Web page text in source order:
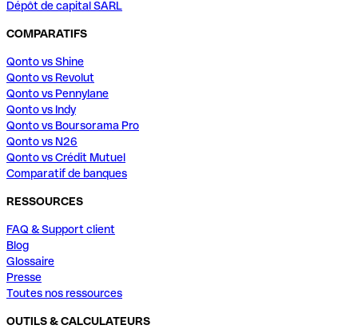
Dépôt de capital SARL
COMPARATIFS
Qonto vs Shine
Qonto vs Revolut
Qonto vs Pennylane
Qonto vs Indy
Qonto vs Boursorama Pro
Qonto vs N26
Qonto vs Crédit Mutuel
Comparatif de banques
RESSOURCES
FAQ & Support client
Blog
Glossaire
Presse
Toutes nos ressources
OUTILS & CALCULATEURS